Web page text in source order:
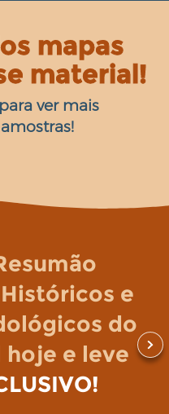
mapas
material!
ver mais
e
do
hoje e leve